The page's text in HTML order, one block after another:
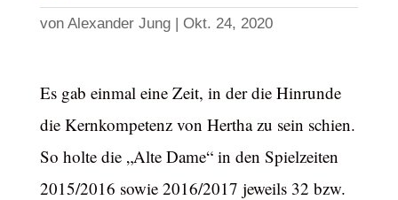
von Alexander Jung Okt. 24, 2020
Es gab einmal eine Zeit, in der die Hinrunde
die Kernkompetenz von Hertha zu sein schien.
So holte die „Alte Dame“ in den Spielzeiten
2015/2016 sowie 2016/2017 jeweils 32 bzw.